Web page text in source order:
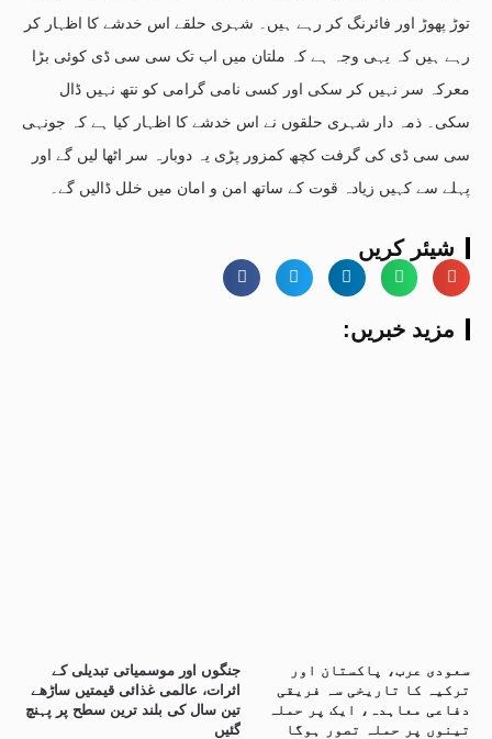
توڑ پھوڑ اور فائرنگ کر رہے ہیں۔ شہری حلقے اس خدشے کا اظہار کر
رہے ہیں کہ یہی وجہ ہے کہ ملتان میں اب تک سی سی ڈی کوئی بڑا
معرکہ سر نہیں کر سکی اور کسی نامی گرامی کو نتھ نہیں ڈال
سکی۔ ذمہ دار شہری حلقوں نے اس خدشے کا اظہار کیا ہے کہ جونہی
سی سی ڈی کی گرفت کچھ کمزور پڑی یہ دوبارہ سر اٹھا لیں گے اور
پہلے سے کہیں زیادہ قوت کے ساتھ امن و امان میں خلل ڈالیں گے۔
شیئر کریں
:مزید خبریں
جنگوں اور موسمیاتی تبدیلی کے
اثرات، عالمی غذائی قیمتیں ساڑھے
تین سال کی بلند ترین سطح پر پہنچ
گئیں
سعودی عرب، پاکستان اور
ترکیہ کا تاریخی سہ فریقی
دفاعی معاہدہ، ایک پر حملہ
تینوں پر حملہ تصور ہوگا